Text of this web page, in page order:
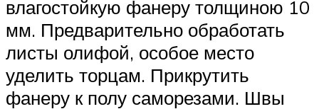
влагостойкую фанеру толщиною 10
мм. Предварительно обработать
листы олифой, особое место
уделить торцам. Прикрутить
фанеру к полу саморезами. Швы